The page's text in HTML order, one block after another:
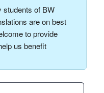
students of BW
are on best
to provide
us benefit